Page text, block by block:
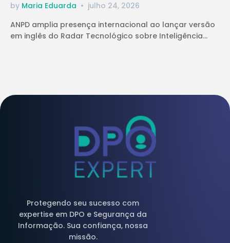
by Maria Eduarda
julho 24, 2026
ANPD amplia presença internacional ao lançar versão
em inglês do Radar Tecnológico sobre Inteligência...
Protegendo seu sucesso com
expertise em DPO e Segurança da
Informação. Sua confiança, nossa
missão.